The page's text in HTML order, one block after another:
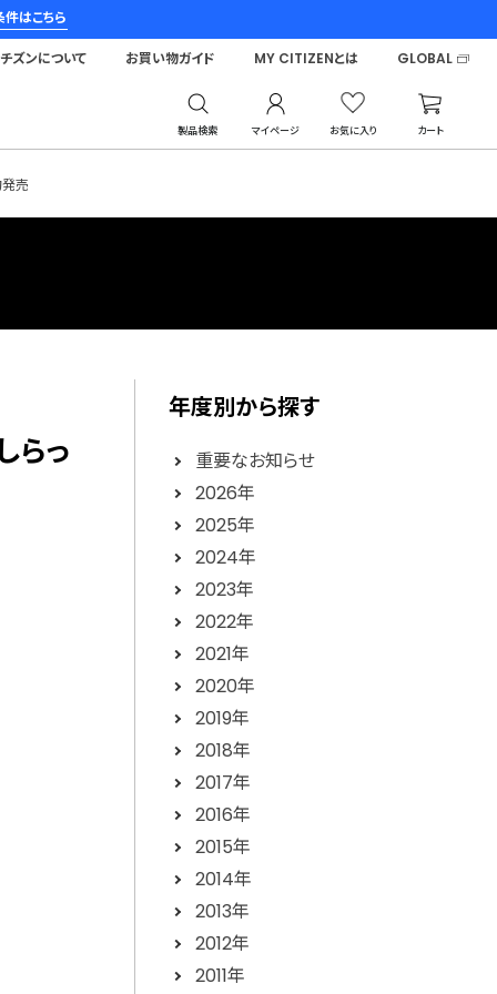
はこちら
製品検索 マイページ お気に入り カート
ズンについて お買い物ガイド MY CITIZENとは GLOBAL
発売
らっ
年度別から探す
重要なお知らせ
2026年
2025年
2024年
2023年
2022年
2021年
2020年
2019年
2018年
2017年
2016年
2015年
2014年
2013年
2012年
2011年